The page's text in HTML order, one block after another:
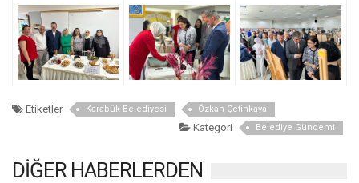
Etiketler Karabük Belediyesi Özkan Çetinkaya
Kategori Belediye Gündemi
DİĞER HABERLERDEN